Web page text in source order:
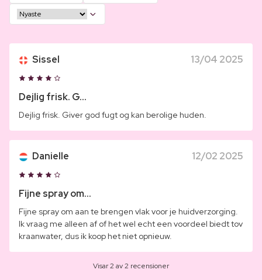
Sissel 13/04 2025
Dejlig frisk. G...
Dejlig frisk. Giver god fugt og kan berolige huden.
Danielle 12/02 2025
Fijne spray om...
Fijne spray om aan te brengen vlak voor je huidverzorging.
Ik vraag me alleen af of het wel echt een voordeel biedt tov
kraanwater, dus ik koop het niet opnieuw.
Visar 2 av 2 recensioner